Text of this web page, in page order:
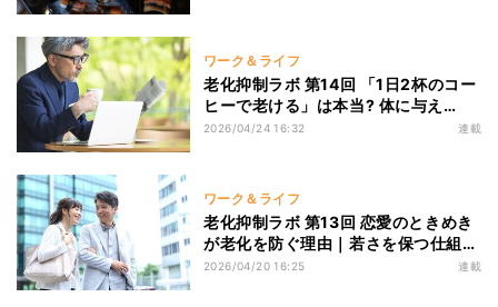
ワーク＆ライフ
老化抑制ラボ 第14回 「1日2杯のコー
ヒーで老ける」は本当? 体に与え
る“意外な影響”とは【医師監修】
2026/04/24 16:32 連載
ワーク＆ライフ
老化抑制ラボ 第13回 恋愛のときめき
が老化を防ぐ理由｜若さを保つ仕組み
を解説【医師監修】
2026/04/20 16:25 連載